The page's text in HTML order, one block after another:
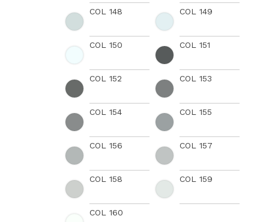
COL 148 COL 149
COL 150 COL 151
COL 152 COL 153
COL 154 COL 155
COL 156 COL 157
COL 158 COL 159
COL 160